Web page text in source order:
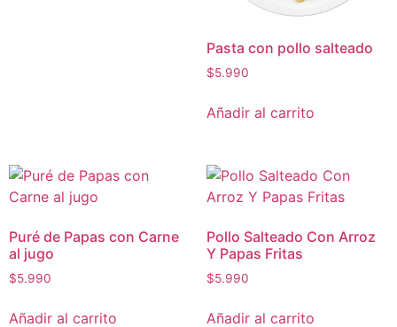
Pasta con pollo salteado
$5.990
Añadir al carrito
Puré de Papas con Carne
al jugo
$5.990
Añadir al carrito
Pollo Salteado Con Arroz
Y Papas Fritas
$5.990
Añadir al carrito